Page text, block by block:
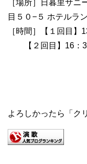
［場所］日暮里サ
目５０−５ ホテルラ
［時間］【１回目
【２回目】16：
よろしかったら「ク